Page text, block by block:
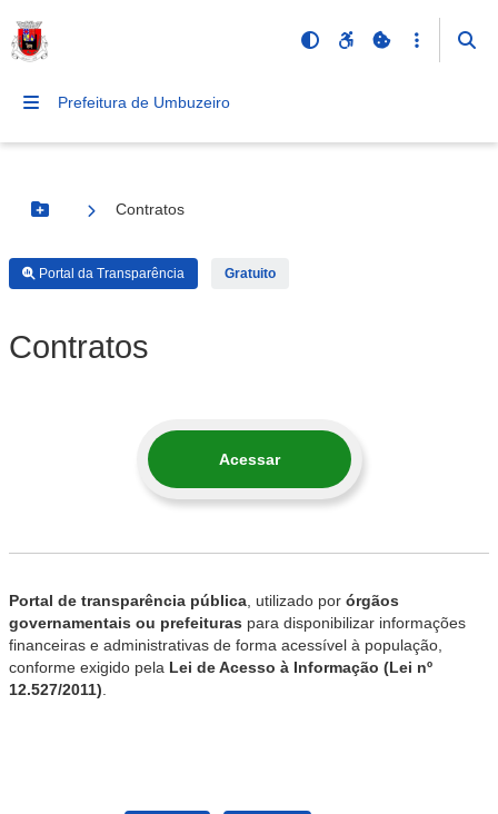
Prefeitura de Umbuzeiro
Botão Menu
Contratos
Portal da Transparência Gratuito
Contratos
Acessar
Portal de transparência pública , utilizado por órgãos
governamentais ou prefeituras para disponibilizar informações
financeiras e administrativas de forma acessível à população,
conforme exigido pela Lei de Acesso à Informação (Lei nº
12.527/2011)